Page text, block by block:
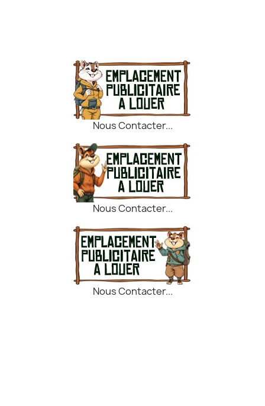
Nous Contacter...
Nous Contacter...
Nous Contacter...